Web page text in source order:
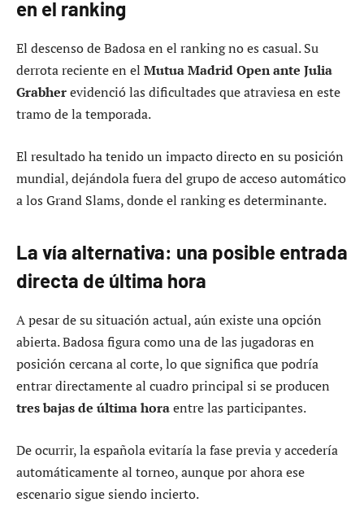
en el ranking
El descenso de Badosa en el ranking no es casual. Su
derrota reciente en el Mutua Madrid Open ante Julia
Grabherevidenció las dificultades que atraviesa en este
tramo de la temporada.
El resultado ha tenido un impacto directo en su posición
mundial, dejándola fuera del grupo de acceso automático
a los Grand Slams, donde el ranking es determinante.
La vía alternativa: una posible entrada
directa de última hora
A pesar de su situación actual, aún existe una opción
abierta. Badosa figura como una de las jugadoras en
posición cercana al corte, lo que significa que podría
entrar directamente al cuadro principal si se producen
tres bajas de última horaentre las participantes.
De ocurrir, la española evitaría la fase previa y accedería
automáticamente al torneo, aunque por ahora ese
escenario sigue siendo incierto.